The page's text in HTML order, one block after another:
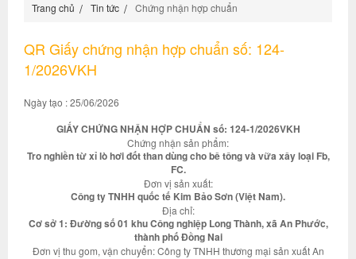
Trang chủ Tin tức Chứng nhận hợp chuẩn
QR Giấy chứng nhận hợp chuẩn số: 124-
1/2026VKH
Ngày tạo : 25/06/2026
GIẤY CHỨNG NHẬN HỢP CHUẨN số: 124-1/2026VKH
Chứng nhận sản phẩm:
Tro nghiền từ xỉ lò hơi đốt than dùng cho bê tông và vữa xây loại Fb,
FC.
Đơn vị sản xuất:
Công ty TNHH quốc tế Kim Bảo Sơn (Việt Nam).
Địa chỉ:
Cơ sở 1: Đường số 01 khu Công nghiệp Long Thành, xã An Phước,
thành phố Đồng Nai
Đơn vị thu gom, vận chuyển: Công ty TNHH thương mại sản xuất An